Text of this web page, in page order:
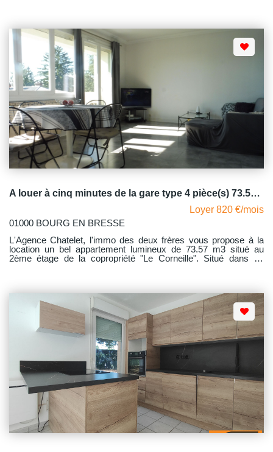
accès à une belle pièce de vie avec sa cuisine aménagée et
équipée (four, hotte, plaque, lave-vaisselle) table haute et
chaises hautes, , accès à une très belle terrasse exposée sud,
dégagement desservant deux chambres chacune avec des
placards muraux aménagés, une salle de bains, un wc
indépendant dans lequel se trouve la chaudière gaz. Avec
comme dépendance une place de parking privative A09. La
copropriété est sécurisée car fermée par un portail automatique.
Cet appartement sera libre au 15.10.2026 A visiter rapidement
A louer à cinq minutes de la gare type 4 pièce(s) 73.57 m2 ) BOURG EN BRESSE
Loyer 820 €/mois
01000 BOURG EN BRESSE
L'Agence Chatelet, l'immo des deux frères vous propose à la
location un bel appartement lumineux de 73.57 m3 situé au
2ème étage de la copropriété "Le Corneille". Situé dans un
belles dimensions avec rangements, une salle de bains et WC
indépendant, un balcon donnant sur les espaces verts de la
copropriété. Avec comme dépendance une grande cave,
parking non nominatif. La copropriété est fermée par une
barrière automatique. Le chauffage est collectif au gaz - L'eau
chaude est produite par un cumulus électrique. Des travaux de
réfection de la toiture et isolation de la toiture ont été votés ce qui
ne pourra qu'être source de confort. Libre au 23 Octobre 2026